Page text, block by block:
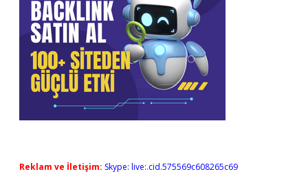
Reklam ve İletişim: Skype: live:.cid.575569c608265c69